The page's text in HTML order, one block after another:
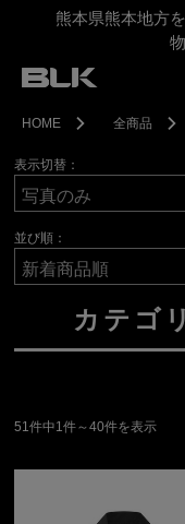
熊本県熊本地方
HOME 全商品
表示切替：
並び順：
カテゴ
51件中1件～40件を表示